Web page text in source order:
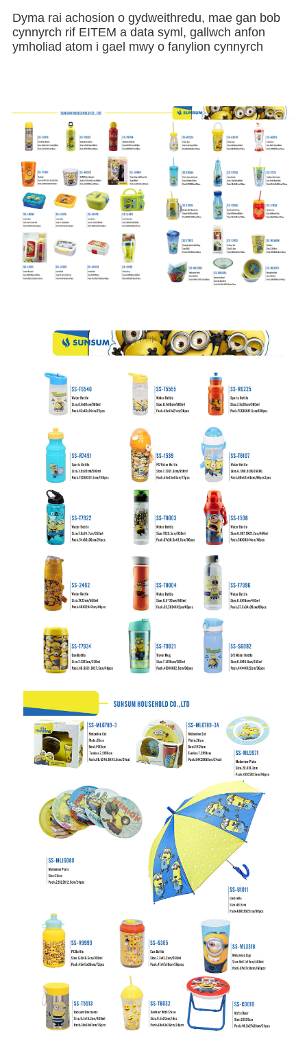
Dyma rai achosion o gydweithredu, mae gan bob
cynnyrch rif EITEM a data syml, gallwch anfon
ymholiad atom i gael mwy o fanylion cynnyrch